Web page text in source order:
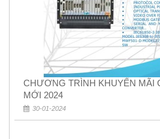
CHƯƠNG TRÌNH KHUYẾN MÃI
MỚI 2024
30-01-2024